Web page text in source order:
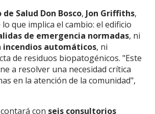
Salud Don Bosco, Jon Griffiths,
que implica el cambio: el edificio
de emergencia normadas, ni
incendios automáticos, ni
de residuos biopatogénicos. "Este
a resolver una necesidad crítica
en la atención de la comunidad",
con seis consultorios